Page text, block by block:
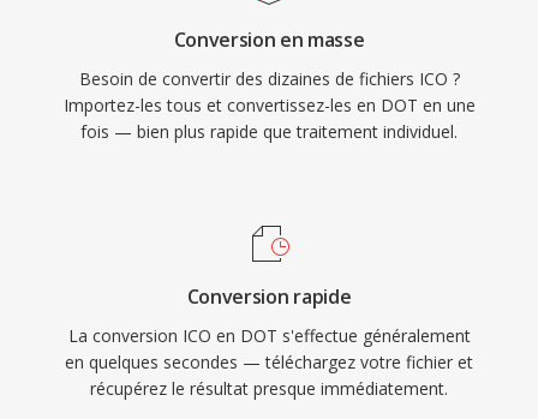
Conversion en masse
Besoin de convertir des dizaines de fichiers ICO ?
Importez-les tous et convertissez-les en DOT en une
fois — bien plus rapide que traitement individuel.
Conversion rapide
La conversion ICO en DOT s'effectue généralement
en quelques secondes — téléchargez votre fichier et
récupérez le résultat presque immédiatement.